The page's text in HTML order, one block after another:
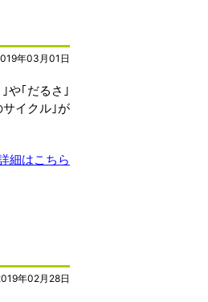
年03月01日
や｢だるさ｣
イクル｣が
細はこちら
年02月28日